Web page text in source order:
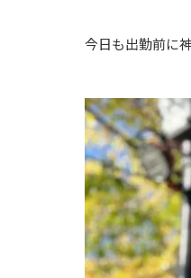
今日も出勤前に